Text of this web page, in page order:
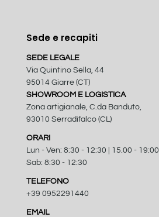
Sede e recapiti
SEDE LEGALE
Via Quintino Sella, 44
95014 Giarre (CT)
SHOWROOM E LOGISTICA
Zona artigianale, C.da Banduto,
93010 Serradifalco (CL)
ORARI
Lun - Ven: 8:30 - 12:30 | 15.00 - 19:00
Sab: 8:30 - 12:30
TELEFONO
+39 0952291440
EMAIL